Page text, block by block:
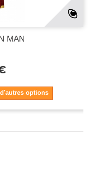
MAN
options